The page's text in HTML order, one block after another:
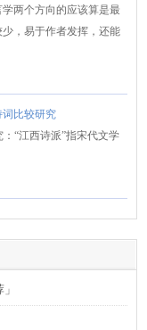
两个方向的应该算是最
，易于作者发挥，还能
词比较研究
“江西诗派”指宋代文学